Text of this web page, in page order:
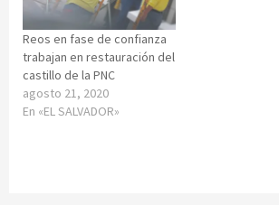
Reos en fase de confianza
trabajan en restauración del
castillo de la PNC
agosto 21, 2020
En «EL SALVADOR»